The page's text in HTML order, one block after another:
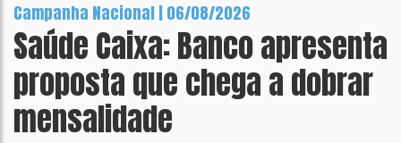
Campanha Nacional | 06/08/2026
Saúde Caixa: Banco apresenta
proposta que chega a dobrar
mensalidade